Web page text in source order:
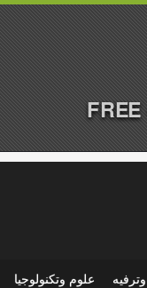
علوم وتكنولوجيا